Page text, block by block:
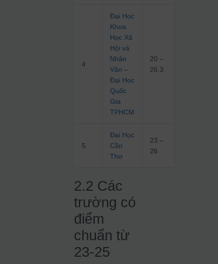
4
Đại Học
Khoa
Học Xã
Hội và
Nhân
Văn –
Đại Học
Quốc
Gia
TPHCM
20 –
26.3
5
Đại Học
Cần
Thơ
23 –
26
2.2 Các
trường có
điểm
chuẩn từ
23-25